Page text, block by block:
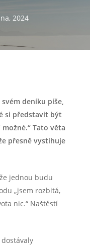
2024
deníku píše,
si představit být
Tato věta
přesně vystihuje
jednou budu
„jsem rozbitá,
nic.“ Naštěstí